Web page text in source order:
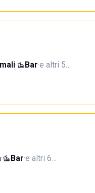
· Bar·e altri 5…
· Bar·e altri 6…